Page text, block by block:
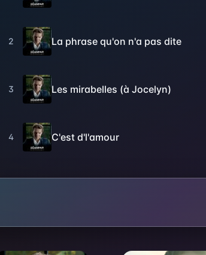
2 La phrase qu'on n'a pas dite
3 Les mirabelles (à Jocelyn)
4 C'est d'l'amour